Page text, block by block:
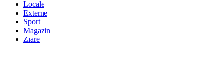
Locale
Externe
Sport
Magazin
Ziare